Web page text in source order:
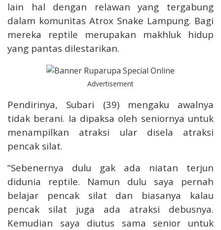
lain hal dengan relawan yang tergabung
dalam komunitas Atrox Snake Lampung. Bagi
mereka reptile merupakan makhluk hidup
yang pantas dilestarikan.
Advertisement
Pendirinya, Subari (39) mengaku awalnya
tidak berani. Ia dipaksa oleh seniornya untuk
menampilkan atraksi ular disela atraksi
pencak silat.
“Sebenernya dulu gak ada niatan terjun
didunia reptile. Namun dulu saya pernah
belajar pencak silat dan biasanya kalau
pencak silat juga ada atraksi debusnya.
Kemudian saya diutus sama senior untuk